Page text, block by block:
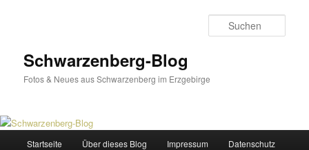
Schwarzenberg-Blog
Fotos & Neues aus Schwarzenberg im Erzgebirge
Startseite Über dieses Blog Impressum Datenschutz